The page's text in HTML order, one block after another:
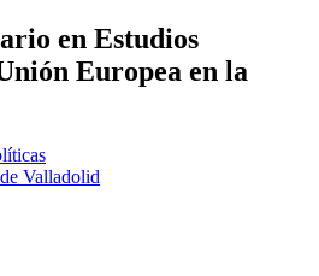
en Estudios
Europea en la
Valladolid